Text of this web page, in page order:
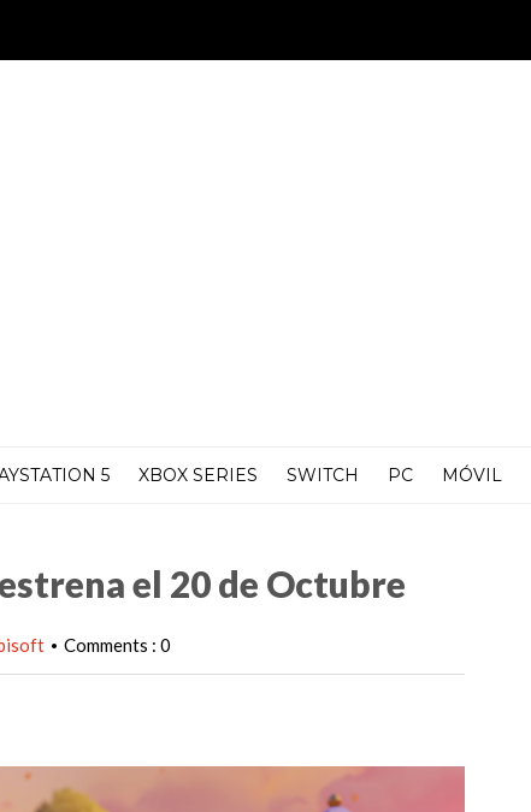
5 XBOX SERIES SWITCH PC MÓVIL
el 20 de Octubre
• Comments : 0